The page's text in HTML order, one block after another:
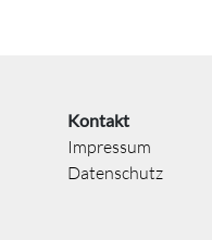
Kontakt
Impressum
Datenschutz